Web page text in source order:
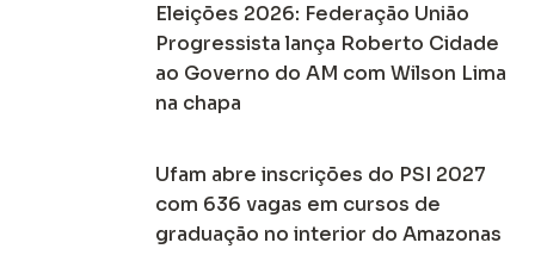
Eleições 2026: Federação União
Progressista lança Roberto Cidade
ao Governo do AM com Wilson Lima
na chapa
Ufam abre inscrições do PSI 2027
com 636 vagas em cursos de
graduação no interior do Amazonas